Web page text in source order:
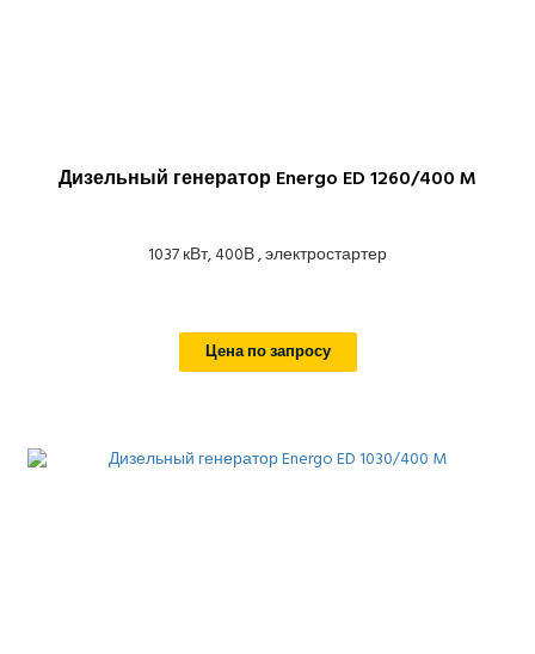
Дизельный генератор Energo ED 1260/400 M
1037 кВт, 400В , электростартер
Цена по запросу